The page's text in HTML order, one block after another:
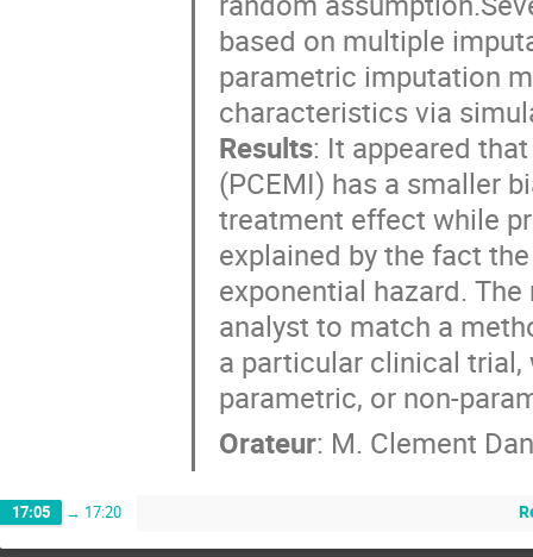
based on multiple
parametric imputation
characteristics via
Results: It appeared
(PCEMI) has a smaller
treatment effect while
explained by the fact
exponential hazard.
analyst to match a
a particular clinical trial,
parametric, or non-
Orateur: M. Clement
17:05 → 17:20